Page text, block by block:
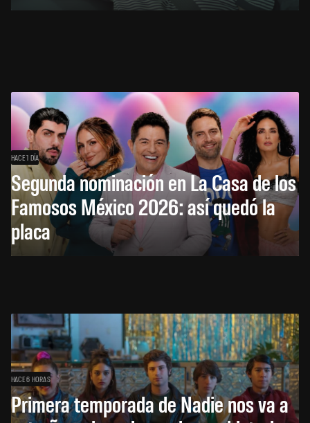
HACE 1 DÍA
Segunda nominación en La Casa de los
Famosos México 2026: así quedó la
placa
HACE 6 HORAS
Primera temporada de Nadie nos va a